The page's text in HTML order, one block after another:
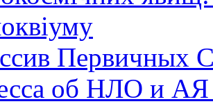
Первичных
об НЛО и